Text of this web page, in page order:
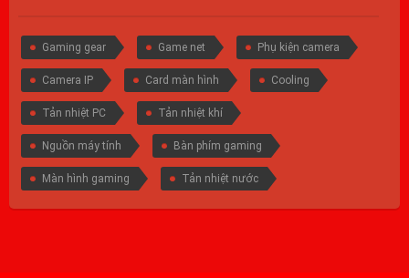
Gaming gear Game net Phụ kiện camera
Camera IP Card màn hình Cooling
Tản nhiệt PC Tản nhiệt khí
Nguồn máy tính Bàn phím gaming
Màn hình gaming Tản nhiệt nước